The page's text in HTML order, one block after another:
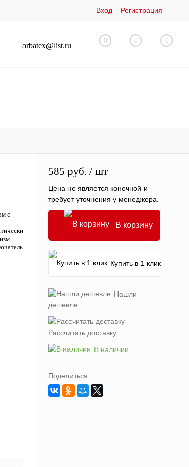
Вход Регистрация
arbatex@list.ru
0 0 0
с
585 руб. / шт
Цена не является конечной и
требует уточнения у менеджера.
В корзину
Купить в 1 клик
Нашли
дешевле
Рассчитать доставку
В наличии
Поделиться